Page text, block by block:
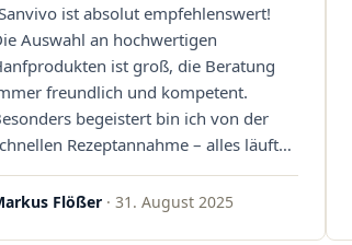
ist absolut empfehlenswert!
Auswahl an hochwertigen
ist groß, die Beratung
freundlich und kompetent.
begeistert bin ich von der
Rezeptannahme – alles läuft
und reibungslos. Auch die
sind extrem zügig, was mir
Flößer · 31. August 2025